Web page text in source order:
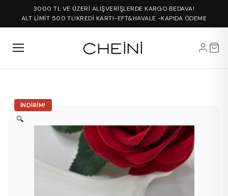
3000 TL VE ÜZERİ ALIŞVERİŞLERDE KARGO BEDAVA!
ALT LİMİT 500 TL!KREDİ KARTI-EFT&HAVALE -KAPIDA ÖDEME
İNDIRIM!
🔍